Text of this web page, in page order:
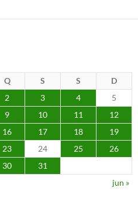
Q S S
D
2 3 4
5
9 10 11
12
16 17 18
19
23 24 25
26
30
31
jun »